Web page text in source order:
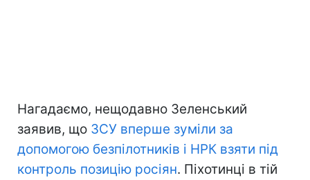
Нагадаємо, нещодавно Зеленський
заявив, що ЗСУ вперше зуміли за
допомогою безпілотників і НРК взяти під
контроль позицію росіян. Піхотинці в тій